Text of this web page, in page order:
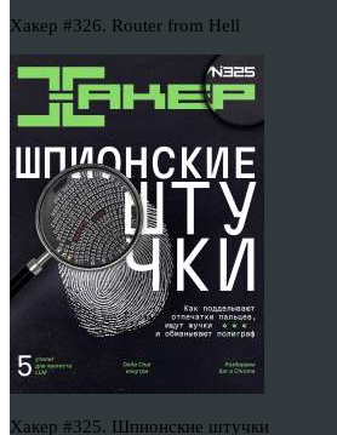
Хакер #326. Router from Hell
Хакер #325. Шпионские штучки